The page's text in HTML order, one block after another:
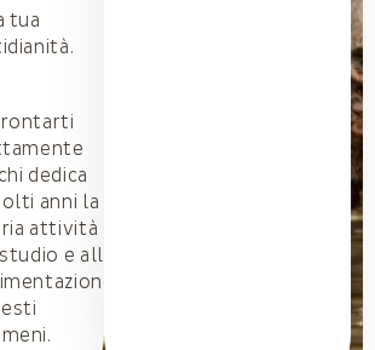
tua
dedica
anni la
attività
e alla